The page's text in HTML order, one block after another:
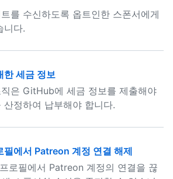
를 수신하도록 옵트인한 스폰서에게
니다.
세금 정보
은 GitHub에 세금 정보를 제출해야
정하여 납부해야 합니다.
에서 Patreon 계정 연결 해제
로필에서 Patreon 계정의 연결을 끊